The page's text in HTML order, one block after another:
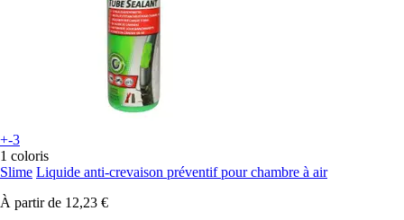
+-3
1 coloris
Slime Liquide anti-crevaison préventif pour chambre à air
À partir de 12,23 €